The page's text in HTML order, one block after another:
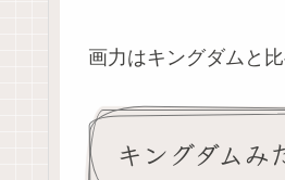
画力はキングダムと
キングダム